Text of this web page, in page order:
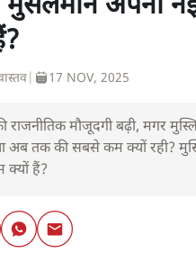
अपनी नई
17 NOV, 2025
राजनीतिक मौजूदगी बढ़ी, मगर
अब तक की सबसे कम क्यों रही?
क्यों हैं?